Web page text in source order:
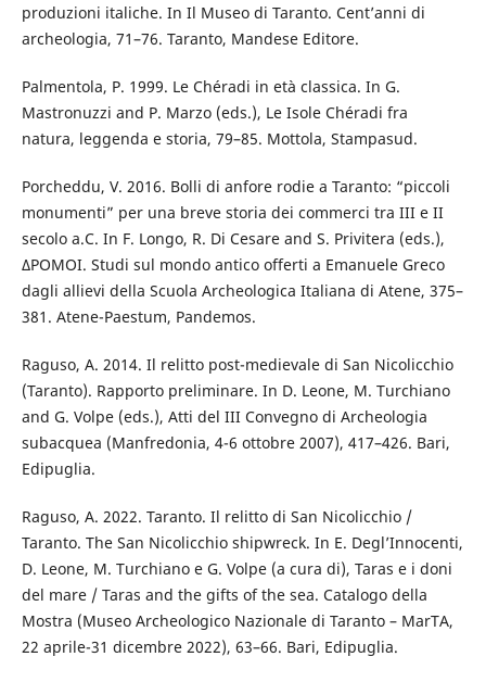
produzioni italiche. In Il Museo di Taranto. Cent’anni di
archeologia, 71–76. Taranto, Mandese Editore.
Palmentola, P. 1999. Le Chéradi in età classica. In G.
Mastronuzzi and P. Marzo (eds.), Le Isole Chéradi fra
natura, leggenda e storia, 79–85. Mottola, Stampasud.
Porcheddu, V. 2016. Bolli di anfore rodie a Taranto: “piccoli
monumenti” per una breve storia dei commerci tra III e II
secolo a.C. In F. Longo, R. Di Cesare and S. Privitera (eds.),
ΔΡΟΜΟΙ. Studi sul mondo antico offerti a Emanuele Greco
dagli allievi della Scuola Archeologica Italiana di Atene, 375–
381. Atene-Paestum, Pandemos.
Raguso, A. 2014. Il relitto post-medievale di San Nicolicchio
(Taranto). Rapporto preliminare. In D. Leone, M. Turchiano
and G. Volpe (eds.), Atti del III Convegno di Archeologia
subacquea (Manfredonia, 4-6 ottobre 2007), 417–426. Bari,
Edipuglia.
Raguso, A. 2022. Taranto. Il relitto di San Nicolicchio /
Taranto. The San Nicolicchio shipwreck. In E. Degl’Innocenti,
D. Leone, M. Turchiano e G. Volpe (a cura di), Taras e i doni
del mare / Taras and the gifts of the sea. Catalogo della
Mostra (Museo Archeologico Nazionale di Taranto – MarTA,
22 aprile-31 dicembre 2022), 63–66. Bari, Edipuglia.